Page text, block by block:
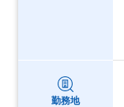
勤務地